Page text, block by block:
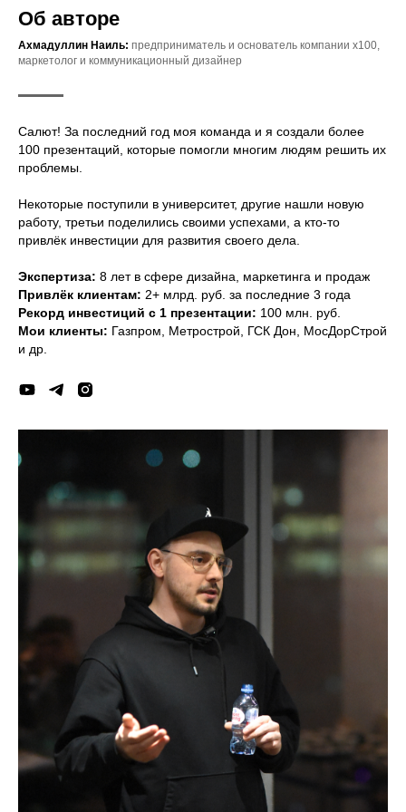
Об авторе
Ахмадуллин Наиль: предприниматель и основатель компании х100,
маркетолог и коммуникационный дизайнер
Салют! За последний год моя команда и я создали более
100 презентаций, которые помогли многим людям решить их
проблемы.
Некоторые поступили в университет, другие нашли новую
работу, третьи поделились своими успехами, а кто-то
привлёк инвестиции для развития своего дела.
Экспертиза: 8 лет в сфере дизайна, маркетинга и продаж
Привлёк клиентам: 2+ млрд. руб. за последние 3 года
Рекорд инвестиций с 1 презентации: 100 млн. руб.
Мои клиенты: Газпром, Метрострой, ГСК Дон, МосДорСтрой
и др.